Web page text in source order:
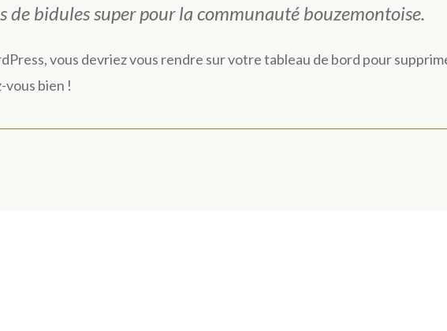
de bidules super pour la communauté bouzemontoise.
vous devriez vous rendre survotre tableau de bord pour
bien !